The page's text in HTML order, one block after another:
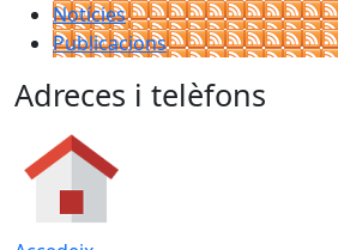
Notícies
Publicacions
Adreces i telèfons